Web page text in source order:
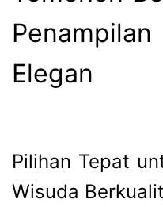
Elegan
Pilihan Tepat
Wisuda